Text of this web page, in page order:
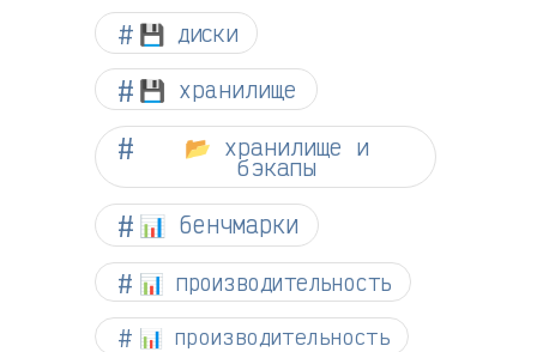
💾 диски
💾 хранилище
📂 хранилище и
бэкапы
📊 бенчмарки
📊 производительность
📊 производительность